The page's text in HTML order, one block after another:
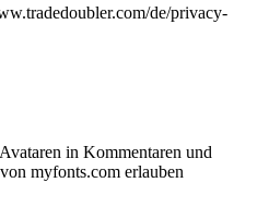
de/privacy-
in Kommentaren und
myfonts.com erlauben